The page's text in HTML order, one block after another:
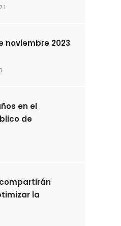
noviembre 2023
en el
de
compartirán
la